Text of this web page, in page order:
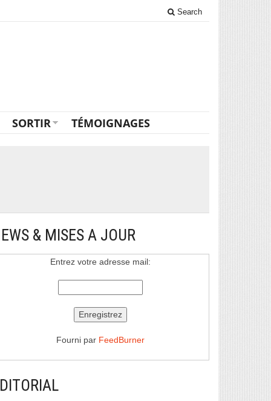
Search
SORTIR TÉMOIGNAGES
& MISES A JOUR
Entrez votre adresse mail:
Fourni par FeedBurner